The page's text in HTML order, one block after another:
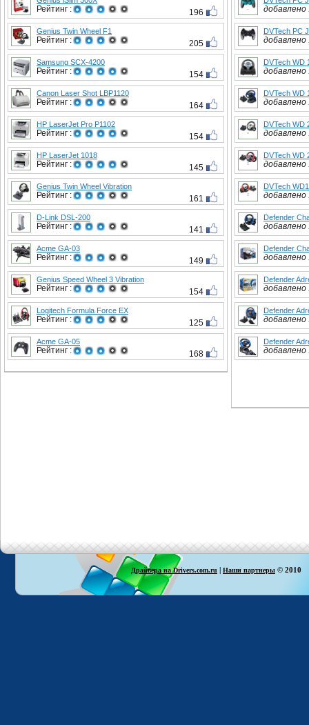
Рейтинг : 196
Genius Twin Wheel F1
Рейтинг : 205
Samsung SCX-4200
Рейтинг : 154
Canon Laser Shot LBP1120
Рейтинг : 164
HP LaserJet Pro P1102
Рейтинг : 154
HP LaserJet 1018
Рейтинг : 145
Genius Twin Wheel Vibration
Рейтинг : 161
D-Link DSL-200
Рейтинг : 141
Acme GA-03
Рейтинг : 149
Genius Speed Wheel 3 Vibration
Рейтинг : 154
Logitech Formula Force EX
Рейтинг : 125
Acme GA-05
Рейтинг : 168
добавлено
DVTech PC
добавлено
DVTech WD
добавлено
DVTech WD
добавлено
DVTech WD
добавлено
DVTech WD
добавлено
DVTech
добавлено
Defender
добавлено
Defender
добавлено
Defender
добавлено
Defender
добавлено
Defender
добавлено
Драйвера на Drivers.com.ru | Наши партнеры © 2010